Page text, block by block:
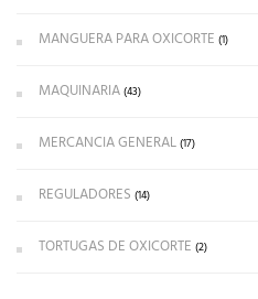
MANGUERA PARA OXICORTE (1)
MAQUINARIA(43)
MERCANCIA GENERAL(17)
REGULADORES (14)
TORTUGAS DE OXICORTE (2)